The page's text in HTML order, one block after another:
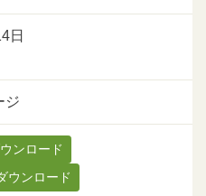
日
ジ
ンロード
ウンロード